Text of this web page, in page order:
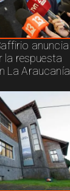
anuncia
la respuesta
La Araucanía